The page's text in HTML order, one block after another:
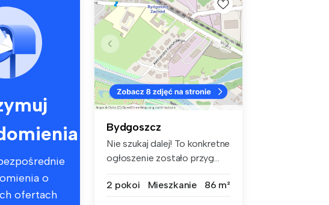
o
ofertach
Bydgoszcz
Nie szukaj dalej! To konkretne
ogłoszenie zostało przyg...
2 pokoi Mieszkanie 86 m²